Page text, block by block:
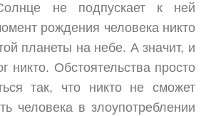
не подпускает к ней
рождения человека никто
планеты на небе. А значит, и
никто. Обстоятельства просто
так, что никто не сможет
человека в злоупотреблении